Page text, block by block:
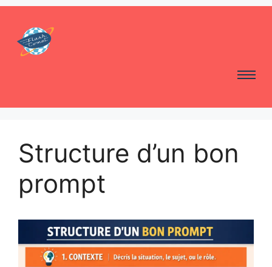
Structure d’un bon
prompt